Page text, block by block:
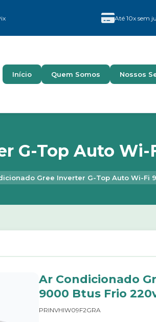
Até 10x sem
Início Quem Somos Nossos
G-Top Auto Wi-
Gree Inverter G-Top Auto Wi-Fi
Ar Condicionado
9000 Btus Frio
PRINVHIW09F2GRA